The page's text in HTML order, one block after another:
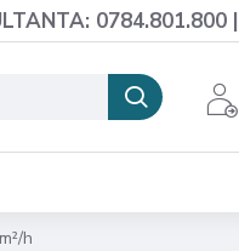
0784.801.800
h